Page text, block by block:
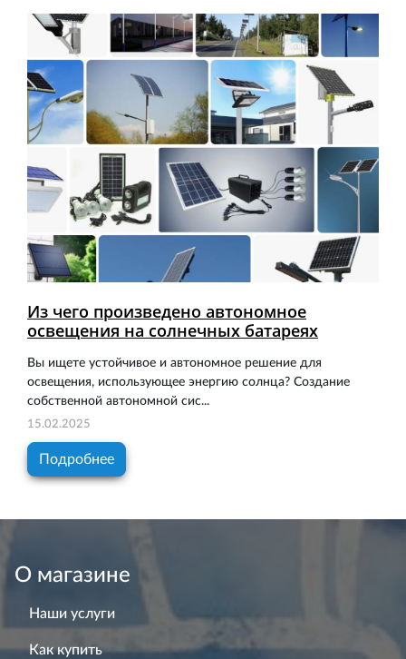
Из чего произведено автономное
освещения на солнечных батареях
Вы ищете устойчивое и автономное решение для
освещения, использующее энергию солнца? Создание
собственной автономной сис...
15.02.2025
Подробнее
О магазине
Наши услуги
Как купить